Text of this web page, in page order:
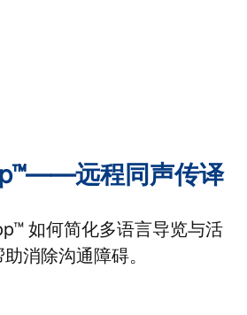
远程同声传译
如何简化多语言导览与活
消除沟通障碍。